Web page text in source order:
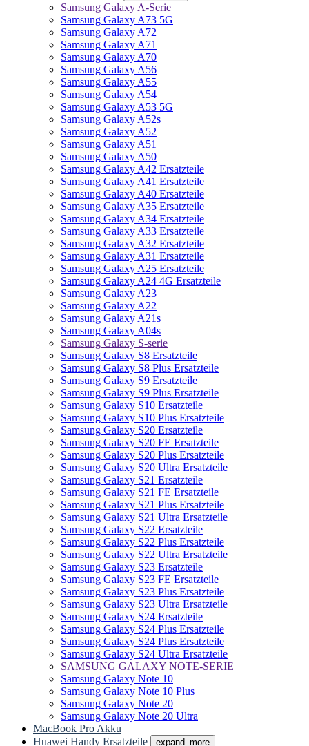
Samsung Galaxy A-Serie
Samsung Galaxy A73 5G
Samsung Galaxy A72
Samsung Galaxy A71
Samsung Galaxy A70
Samsung Galaxy A56
Samsung Galaxy A55
Samsung Galaxy A54
Samsung Galaxy A53 5G
Samsung Galaxy A52s
Samsung Galaxy A52
Samsung Galaxy A51
Samsung Galaxy A50
Samsung Galaxy A42 Ersatzteile
Samsung Galaxy A41 Ersatzteile
Samsung Galaxy A40 Ersatzteile
Samsung Galaxy A35 Ersatzteile
Samsung Galaxy A34 Ersatzteile
Samsung Galaxy A33 Ersatzteile
Samsung Galaxy A32 Ersatzteile
Samsung Galaxy A31 Ersatzteile
Samsung Galaxy A25 Ersatzteile
Samsung Galaxy A24 4G Ersatzteile
Samsung Galaxy A23
Samsung Galaxy A22
Samsung Galaxy A21s
Samsung Galaxy A04s
Samsung Galaxy S-serie
Samsung Galaxy S8 Ersatzteile
Samsung Galaxy S8 Plus Ersatzteile
Samsung Galaxy S9 Ersatzteile
Samsung Galaxy S9 Plus Ersatzteile
Samsung Galaxy S10 Ersatzteile
Samsung Galaxy S10 Plus Ersatzteile
Samsung Galaxy S20 Ersatzteile
Samsung Galaxy S20 FE Ersatzteile
Samsung Galaxy S20 Plus Ersatzteile
Samsung Galaxy S20 Ultra Ersatzteile
Samsung Galaxy S21 Ersatzteile
Samsung Galaxy S21 FE Ersatzteile
Samsung Galaxy S21 Plus Ersatzteile
Samsung Galaxy S21 Ultra Ersatzteile
Samsung Galaxy S22 Ersatzteile
Samsung Galaxy S22 Plus Ersatzteile
Samsung Galaxy S22 Ultra Ersatzteile
Samsung Galaxy S23 Ersatzteile
Samsung Galaxy S23 FE Ersatzteile
Samsung Galaxy S23 Plus Ersatzteile
Samsung Galaxy S23 Ultra Ersatzteile
Samsung Galaxy S24 Ersatzteile
Samsung Galaxy S24 Plus Ersatzteile
Samsung Galaxy S24 Plus Ersatzteile
Samsung Galaxy S24 Ultra Ersatzteile
SAMSUNG GALAXY NOTE-SERIE
Samsung Galaxy Note 10
Samsung Galaxy Note 10 Plus
Samsung Galaxy Note 20
Samsung Galaxy Note 20 Ultra
MacBook Pro Akku
Huawei Handy Ersatzteile
expand_more